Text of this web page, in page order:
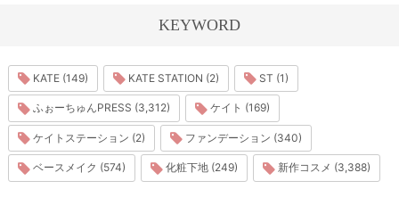
KEYWORD
KATE (149) KATE STATION (2) ST (1)
ふぉーちゅんPRESS (3,312) ケイト (169)
ケイトステーション (2) ファンデーション (340)
ベースメイク (574) 化粧下地 (249) 新作コスメ (3,388)